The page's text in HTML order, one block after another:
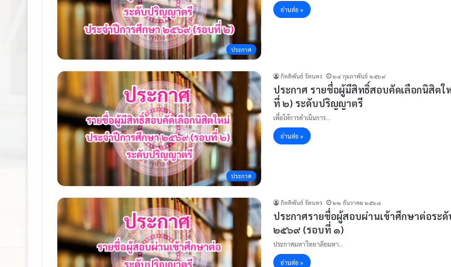
ประกาศ
อ่านต่อ »
ประกาศ
กิตติพันธ์ รัตนคร ๒๔ กุมภาพันธ์ ๒๕๖๙
ประกาศ รายชื่อผู้มีสิทธิ์สอบคัดเลือกนิสิต
ที่ ๒) ระดับปริญญาตรี
เพื่อให้การดำเนินการ…
อ่านต่อ »
กิตติพันธ์ รัตนคร ๒๒ ธันวาคม ๒๕๖๘
ประกาศรายชื่อผู้สอบผ่านเข้าศึกษาต่อระ
๒๕๖๙ (รอบที่ ๑)
ประกาศมหาวิทยาลัยมหา…
อ่านต่อ »